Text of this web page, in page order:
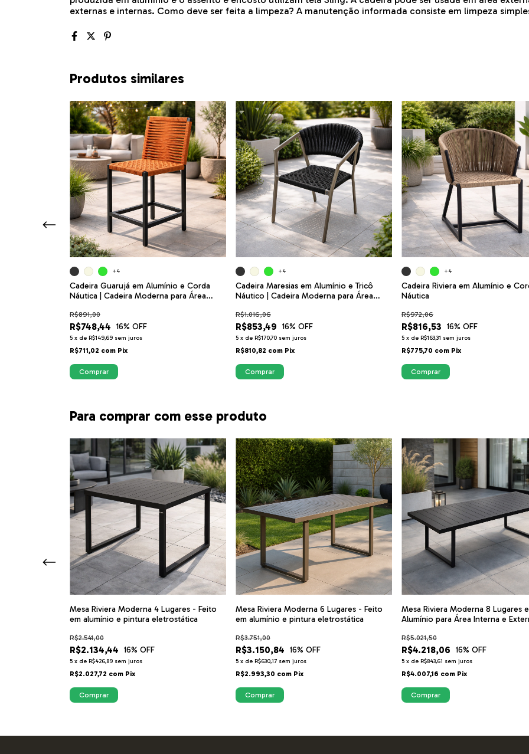
externas e internas. Como deve ser feita a limpeza? A manutenção informada consiste em limpeza
Produtos similares
Cadeira Guarujá em Alumínio e Corda
Náutica | Cadeira Moderna para Área
R$748,44
R$891,00
16% OFF
5 x de R$149,69 sem juros
R$711,02 com Pix
+4
Comprar
Cadeira Maresias em Alumínio e Tricô
Náutico | Cadeira Moderna para Área
R$853,49
R$1.016,06
16% OFF
5 x de R$170,70 sem juros
R$810,82 com Pix
+4
Comprar
Cadeira Riviera em Alumínio e
Náutica
R$816,53
R$972,06
16% OFF
5 x de R$163,31 sem juros
R$775,70 com Pix
+4
Comprar
Para comprar com esse produto
Mesa Riviera Moderna 4 Lugares - Feito
em alumínio e pintura eletrostática
R$2.134,44
R$2.541,00
16% OFF
5 x de R$426,89 sem juros
R$2.027,72 com Pix
Comprar
Mesa Riviera Moderna 6 Lugares - Feito
em alumínio e pintura eletrostática
R$3.150,84
R$3.751,00
16% OFF
5 x de R$630,17 sem juros
R$2.993,30 com Pix
Comprar
Mesa Riviera Moderna 8 Lugares
Alumínio para Área Interna e
R$4.218,06
R$5.021,50
16% OFF
5 x de R$843,61 sem juros
R$4.007,16 com Pix
Comprar